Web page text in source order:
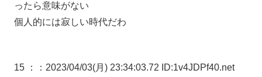
ったら意味がない
個人的には寂しい時代だわ
15 ： ：2023/04/03(月) 23:34:03.72 ID:1v4JDPf40.net